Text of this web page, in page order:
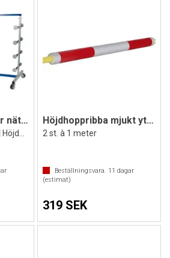
Förvaringsvagn för nätstolpar Höjdhoppribba mjukt ytterhölje 2 stk
2 st. à 1 meter
Beställningsvara. 11 dagar
(estimat)
319 SEK